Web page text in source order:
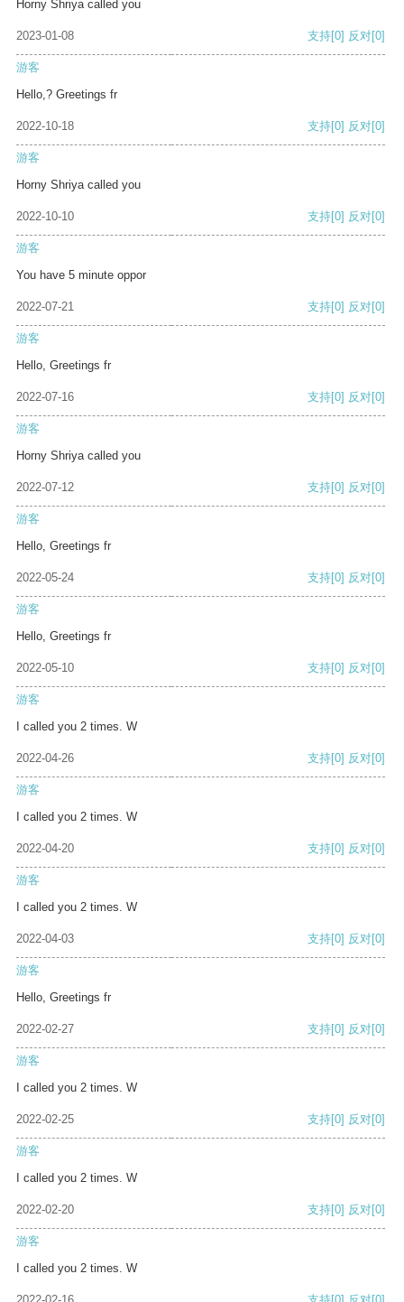
Horny Shriya called you
2023-01-08 支持[0] 反对[0]
游客
Hello,? Greetings fr
2022-10-18 支持[0] 反对[0]
游客
Horny Shriya called you
2022-10-10 支持[0] 反对[0]
游客
You have 5 minute oppor
2022-07-21 支持[0] 反对[0]
游客
Hello, Greetings fr
2022-07-16 支持[0] 反对[0]
游客
Horny Shriya called you
2022-07-12 支持[0] 反对[0]
游客
Hello, Greetings fr
2022-05-24 支持[0] 反对[0]
游客
Hello, Greetings fr
2022-05-10 支持[0] 反对[0]
游客
I called you 2 times. W
2022-04-26 支持[0] 反对[0]
游客
I called you 2 times. W
2022-04-20 支持[0] 反对[0]
游客
I called you 2 times. W
2022-04-03 支持[0] 反对[0]
游客
Hello, Greetings fr
2022-02-27 支持[0] 反对[0]
游客
I called you 2 times. W
2022-02-25 支持[0] 反对[0]
游客
I called you 2 times. W
2022-02-20 支持[0] 反对[0]
游客
I called you 2 times. W